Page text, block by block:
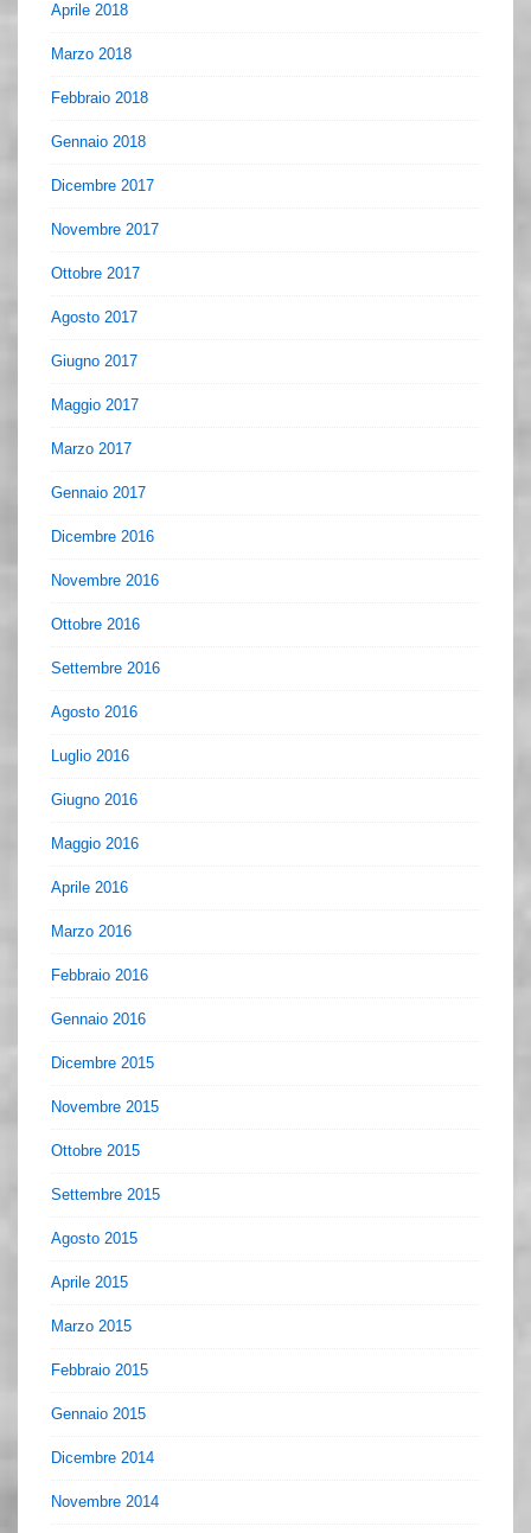
Aprile 2018
Marzo 2018
Febbraio 2018
Gennaio 2018
Dicembre 2017
Novembre 2017
Ottobre 2017
Agosto 2017
Giugno 2017
Maggio 2017
Marzo 2017
Gennaio 2017
Dicembre 2016
Novembre 2016
Ottobre 2016
Settembre 2016
Agosto 2016
Luglio 2016
Giugno 2016
Maggio 2016
Aprile 2016
Marzo 2016
Febbraio 2016
Gennaio 2016
Dicembre 2015
Novembre 2015
Ottobre 2015
Settembre 2015
Agosto 2015
Aprile 2015
Marzo 2015
Febbraio 2015
Gennaio 2015
Dicembre 2014
Novembre 2014